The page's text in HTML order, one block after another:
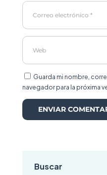
Guarda mi nombre,
navegador para la próxima
Buscar